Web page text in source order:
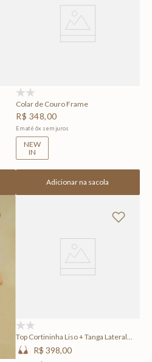
Colar de Couro Frame
R$ 348,00
Em até 6x sem juros
NEW
IN
Adicionar na sacola
Top Cortininha Liso + Tanga Lateral
Larga Lisa Frame
R$ 398,00